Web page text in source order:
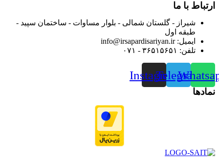
ارتباط با ما
شیراز - گلستان شمالی - بلوار مساوات - ساختمان سپید -
طبقه اول
ایمیل: info@irsapardisariyan.ir
تلفن: ۳۶۵۱۵۶۵۱ - ۰۷۱
Telegram
Instagram
نمادها